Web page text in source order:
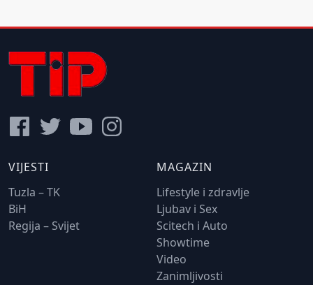
VIJESTI
Tuzla – TK
BiH
Regija – Svijet
MAGAZIN
Lifestyle i zdravlje
Ljubav i Sex
Scitech i Auto
Showtime
Video
Zanimljivosti